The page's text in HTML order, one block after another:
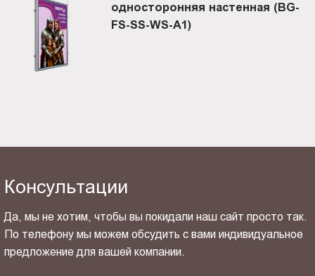
односторонняя настенная (BG-
FS-SS-WS-A1)
Консультации
Да, мы не хотим, чтобы вы покидали наш сайт просто так.
По телефону мы можем обсудить с вами индивидуальное
предложение для вашей компании.
ОТПРАВИТЬ СВОЙ КОНТАКТ